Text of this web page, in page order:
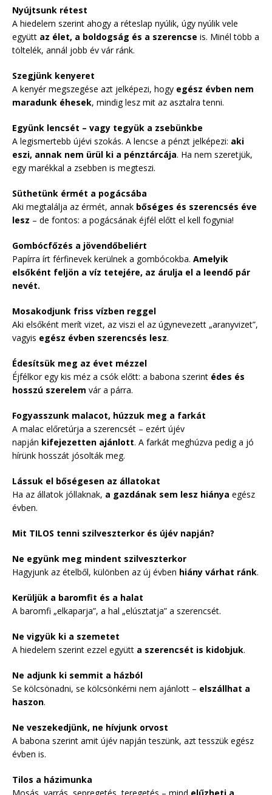
Nyújtsunk rétest
A hiedelem szerint ahogy a réteslap nyúlik, úgy nyúlik vele
együtt az élet, a boldogság és a szerencse is. Minél több a
töltelék, annál jobb év vár ránk.
Szegjünk kenyeret
A kenyér megszegése azt jelképezi, hogy egész évben nem
maradunk éhesek, mindig lesz mit az asztalra tenni.
Együnk lencsét – vagy tegyük a zsebünkbe
A legismertebb újévi szokás. A lencse a pénzt jelképezi: aki
eszi, annak nem ürül ki a pénztárcája. Ha nem szeretjük,
egy marékkal a zsebben is megteszi.
Süthetünk érmét a pogácsába
Aki megtalálja az érmét, annak bőséges és szerencsés éve
lesz – de fontos: a pogácsának éjfél előtt el kell fogynia!
Gombócfőzés a jövendőbeliért
Papírra írt férfinevek kerülnek a gombócokba. Amelyik
elsőként feljön a víz tetejére, az árulja el a leendő pár
nevét.
Mosakodjunk friss vízben reggel
Aki elsőként merít vizet, az viszi el az úgynevezett „aranyvizet”,
vagyis egész évben szerencsés lesz.
Édesítsük meg az évet mézzel
Éjfélkor egy kis méz a csók előtt: a babona szerint édes és
hosszú szerelem vár a párra.
Fogyasszunk malacot, húzzuk meg a farkát
A malac előretúrja a szerencsét – ezért újév
napján kifejezetten ajánlott. A farkát meghúzva pedig a jó
hírünk hosszát jósolták meg.
Lássuk el bőségesen az állatokat
Ha az állatok jóllaknak, a gazdának sem lesz hiánya egész
évben.
Mit TILOS tenni szilveszterkor és újév napján?
Ne együnk meg mindent szilveszterkor
Hagyjunk az ételből, különben az új évben hiány várhat ránk.
Kerüljük a baromfit és a halat
A baromfi „elkaparja”, a hal „elúsztatja” a szerencsét.
Ne vigyük ki a szemetet
A hiedelem szerint ezzel együtt a szerencsét is kidobjuk.
Ne adjunk ki semmit a házból
Se kölcsönadni, se kölcsönkérni nem ajánlott – elszállhat a
haszon.
Ne veszekedjünk, ne hívjunk orvost
A babona szerint amit újév napján teszünk, azt tesszük egész
évben is.
Tilos a házimunka